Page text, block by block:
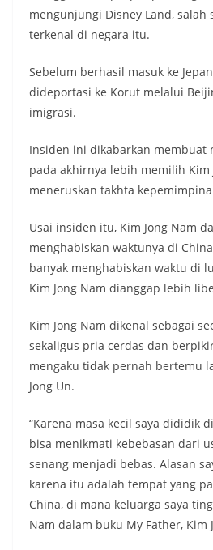
mengunjungi Disney Land,
terkenal di negara itu.
Sebelum berhasil masuk ke
dideportasi ke Korut melalui
imigrasi.
Insiden ini dikabarkan membuat
pada akhirnya lebih memilih Kim
meneruskan takhta
Usai insiden itu, Kim Jong Nam
menghabiskan waktunya di
banyak menghabiskan waktu di
Kim Jong Nam dianggap lebih
Kim Jong Nam dikenal sebagai
sekaligus pria cerdas dan
mengaku tidak pernah bertemu
Jong Un.
“Karena masa kecil saya dididik
bisa menikmati kebebasan dari
senang menjadi bebas. Alasan
karena itu adalah tempat yang
China, di mana keluarga saya
Nam dalam buku My Father, Kim